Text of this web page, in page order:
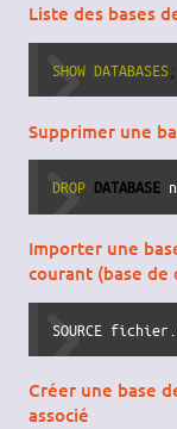
Liste des bases
SHOW DATABASES ;
Supprimer une
DROP DATABASE
Importer une
courant (base de
SOURCE
Créer une base
associé